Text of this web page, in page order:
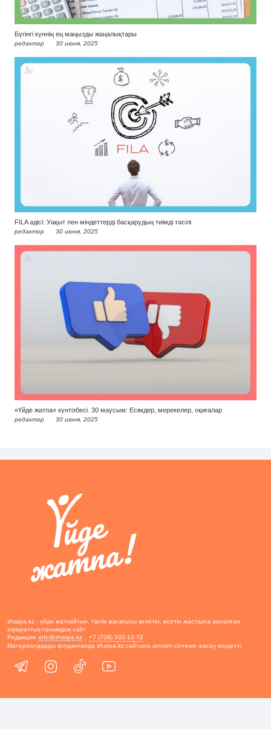
Бүгінгі күннің ең маңызды жаңалықтары
редактор 30 июня, 2025
FILA әдісі: Уақыт пен міндеттерді басқарудың тиімді тәсілі
редактор 30 июня, 2025
«Үйде жатпа» күнтізбесі. 30 маусым: Есімдер, мерекелер, оқиғалар
редактор 30 июня, 2025
zhatpa.kz - үйде жатпайтын, тірлік жасағысы келетін, өсетін жастарға арналған
ақпараттық-танымдық сайт
Редакция: info@zhatpa.kz
+7 (708) 332-10-72
Материалдарды қолданғанда zhatpa.kz сайтына активті сілтеме жасау міндетті